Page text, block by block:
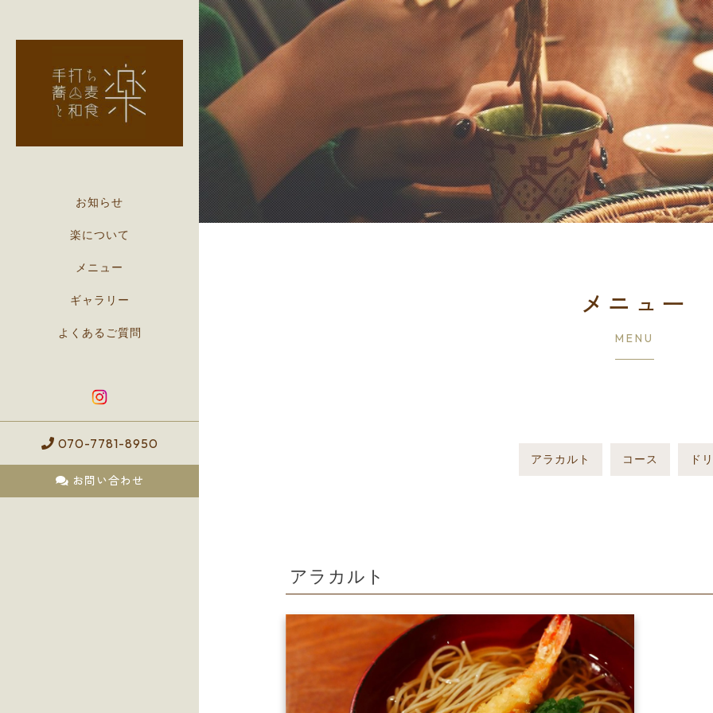
お知らせ
楽について
メニュー
ギャラリー
よくあるご質問
070-7781-8950
お問い合わせ
メニュー
MENU
アラカルト コース ド
アラカルト